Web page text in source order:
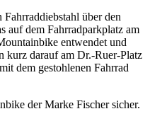
über den
auf dem Fahrradparkplatz am
entwendet und
kurz darauf am Dr.-Ruer-Platz
dem gestohlenen Fahrrad
der Marke Fischer sicher.